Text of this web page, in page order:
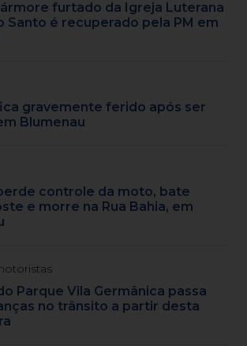
furtado da Igreja Luterana
Santo é recuperado pela PM em
gravemente ferido após ser
Blumenau
controle da moto, bate
e morre na Rua Bahia, em
Parque Vila Germânica passa
no trânsito a partir desta